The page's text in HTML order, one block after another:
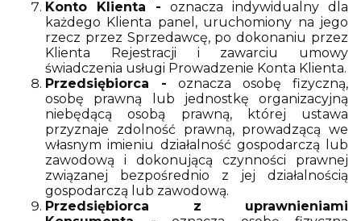
Konto Klienta - oznacza indywidualny dla
każdego Klienta panel, uruchomiony na jego
rzecz przez Sprzedawcę, po dokonaniu przez
Klienta Rejestracji i zawarciu umowy
świadczenia usługi Prowadzenie Konta Klienta.
Przedsiębiorca - oznacza osobę fizyczną,
osobę prawną lub jednostkę organizacyjną
niebędącą osobą prawną, której ustawa
przyznaje zdolność prawną, prowadzącą we
własnym imieniu działalność gospodarczą lub
zawodową i dokonującą czynności prawnej
związanej bezpośrednio z jej działalnością
gospodarczą lub zawodową.
Przedsiębiorca z uprawnieniami